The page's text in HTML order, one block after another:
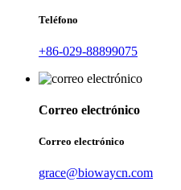
Teléfono
+86-029-88899075
Correo electrónico
Correo electrónico
grace@biowaycn.com